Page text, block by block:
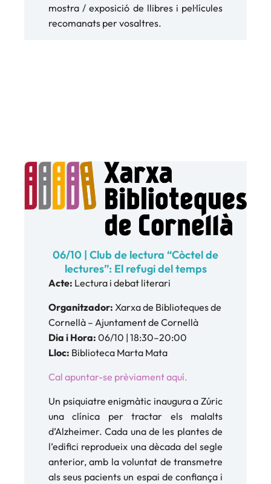
mostra / exposició de llibres i pel·lícules
recomanats per vosaltres.
06/10 | Club de lectura “Còctel de
lectures”: El refugi del temps
Acte: Lectura i debat literari
Organitzador: Xarxa de Biblioteques de
Cornellà – Ajuntament de Cornellà
Dia i Hora: 06/10 | 18:30–20:00
Lloc: Biblioteca Marta Mata
Cal apuntar-se prèviament aquí.
Un psiquiatre enigmàtic inaugura a Zúric
una clínica per tractar els malalts
d’Alzheimer. Cada una de les plantes de
l’edifici reprodueix una dècada del segle
anterior, amb la voluntat de transmetre
als seus pacients un espai de confiança i